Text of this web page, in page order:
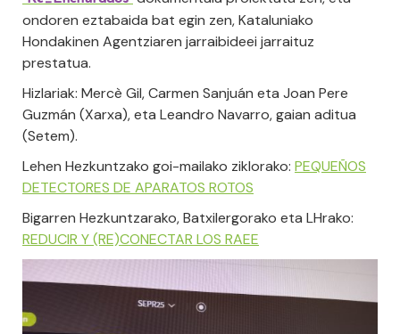
ondoren eztabaida bat egin zen, Kataluniako
Hondakinen Agentziaren jarraibideei jarraituz
prestatua.
Hizlariak: Mercè Gil, Carmen Sanjuán eta Joan Pere
Guzmán (Xarxa), eta Leandro Navarro, gaian aditua
(Setem).
Lehen Hezkuntzako goi-mailako ziklorako: PEQUEÑOS
DETECTORES DE APARATOS ROTOS
Bigarren Hezkuntzarako, Batxilergorako eta LHrako:
REDUCIR Y (RE)CONECTAR LOS RAEE